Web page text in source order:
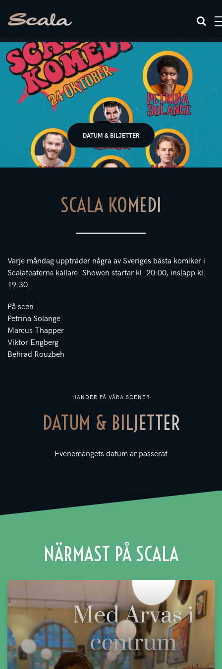
DATUM & BILJETTER
HÄNDER PÅ VÅRA SCENER
DATUM & BILJETTER
Evenemangets datum är passerat
SCALA KOMEDI
Varje måndag uppträder några av Sveriges bästa komiker i
Scalateaterns källare. Showen startar kl. 20:00, insläpp kl.
19:30.
På scen:
Petrina Solange
Marcus Thapper
Viktor Engberg
Behrad Rouzbeh
NÄRMAST PÅ SCALA